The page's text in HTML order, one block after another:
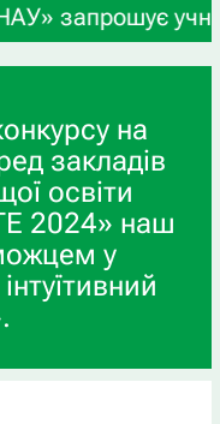
учнів 9-х
на
закладів
освіти
2024» наш
у